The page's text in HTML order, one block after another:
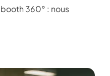
360° : nous